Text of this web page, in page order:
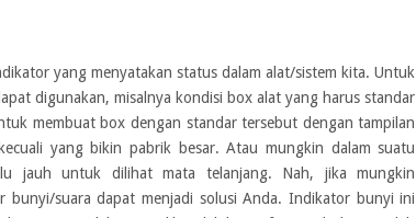
yang menyatakan status dalam alat/sistem kita. Untuk
digunakan, misalnya kondisi box alat yang harus standar
membuat box dengan standar tersebut dengan tampilan
yang bikin pabrik besar. Atau mungkin dalam suatu
jauh untuk dilihat mata telanjang. Nah, jika mungkin
bunyi/suara dapat menjadi solusi Anda. Indikator bunyi ini